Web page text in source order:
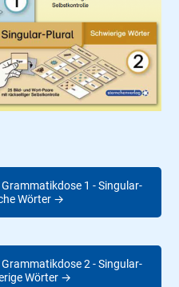
1 - Singular-
Wörter →
2 - Singular-
Wörter →